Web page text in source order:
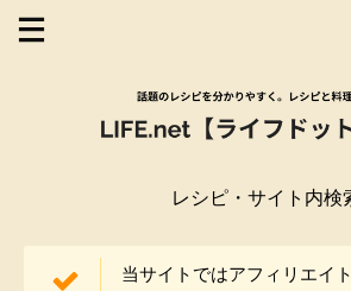
レシピ・サイト内検
当サイトではアフィリエイ